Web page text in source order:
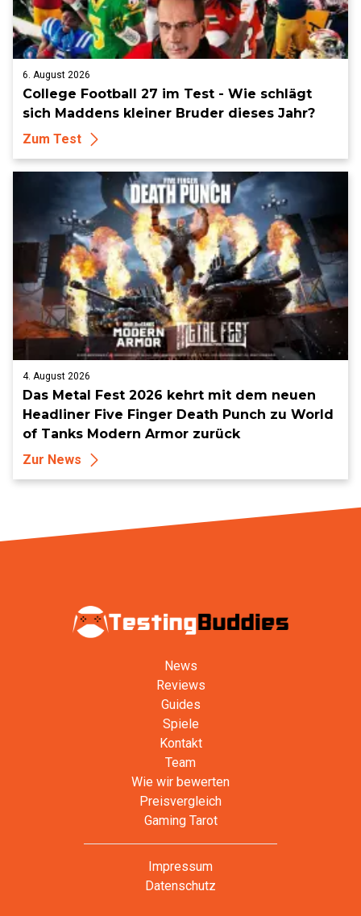
6. August 2026
College Football 27 im Test - Wie schlägt
sich Maddens kleiner Bruder dieses Jahr?
Zum Test
4. August 2026
Das Metal Fest 2026 kehrt mit dem neuen
Headliner Five Finger Death Punch zu World
of Tanks Modern Armor zurück
Zur News
News
Reviews
Guides
Spiele
Kontakt
Team
Wie wir bewerten
Preisvergleich
Gaming Tarot
Impressum
Datenschutz